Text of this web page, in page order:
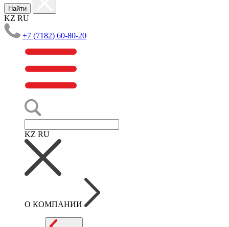
Найти
KZ RU
+7 (7182) 60-80-20
KZ RU
О КОМПАНИИ